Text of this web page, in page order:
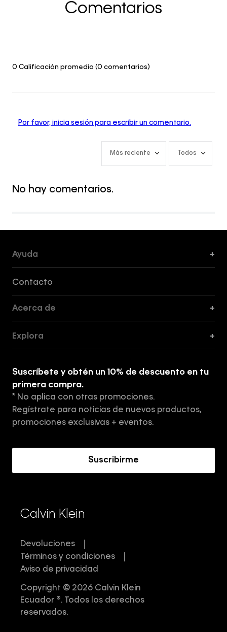
Comentarios
0 Calificación promedio (0 comentarios)
Por favor, inicia sesión para escribir un comentario.
Más reciente Todos
No hay comentarios.
Ayuda +
Contacto
Acerca de +
Tiendas
Aviso de privacidad
Términos y Condiciones
Explora +
Suscríbete y obtén un 10% de descuento en tu
primera compra.
* No aplica con otras promociones.
Regístrate para noticias de nuevos productos,
promociones exclusivas + eventos.
Suscribirme
Calvin Klein
Devoluciones
Términos y condiciones
Aviso de privacidad
Copyright © 2026 Calvin Klein
Ecuador ®. Todos los derechos
reservados.